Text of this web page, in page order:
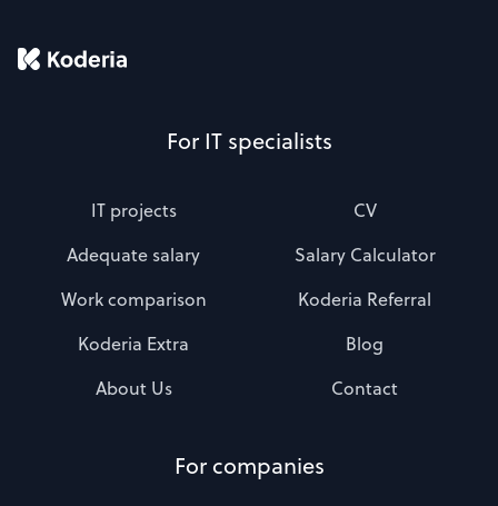
For IT specialists
IT projects
CV
Adequate salary
Salary Calculator
Work comparison
Koderia Referral
Koderia Extra
Blog
About Us
Contact
For companies